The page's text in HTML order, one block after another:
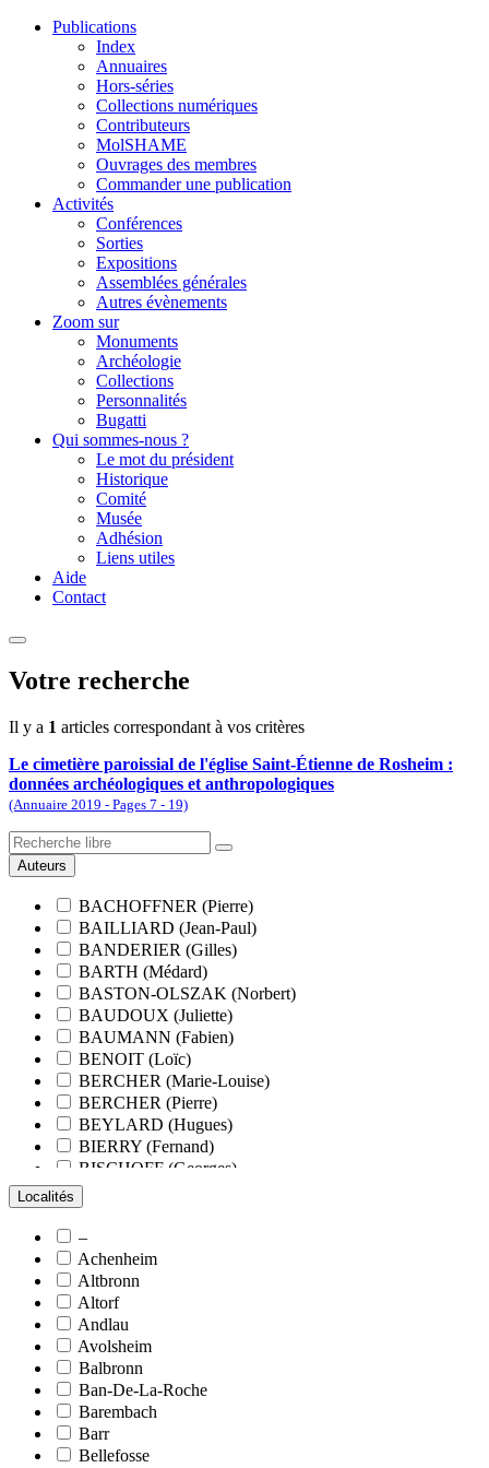
Publications
Index
Annuaires
Hors-séries
Collections numériques
Contributeurs
MolSHAME
Ouvrages des membres
Commander une publication
Activités
Conférences
Sorties
Expositions
Assemblées générales
Autres évènements
Zoom sur
Monuments
Archéologie
Collections
Personnalités
Bugatti
Qui sommes-nous ?
Le mot du président
Historique
Comité
Musée
Adhésion
Liens utiles
Aide
Contact
Votre recherche
Il y a 1 articles correspondant à vos critères
Le cimetière paroissial de l'église Saint-Étienne de Rosheim :
données archéologiques et anthropologiques
(Annuaire 2019 - Pages 7 - 19)
Auteurs
BACHOFFNER (Pierre)
BAILLIARD (Jean-Paul)
BANDERIER (Gilles)
BARTH (Médard)
BASTON-OLSZAK (Norbert)
BAUDOUX (Juliette)
BAUMANN (Fabien)
BENOIT (Loïc)
BERCHER (Marie-Louise)
BERCHER (Pierre)
BEYLARD (Hugues)
BIERRY (Fernand)
BISCHOFF (Georges)
BLANCHARD (François)
BLANCHARD (Pierre-Valentin)
BLUMENROEDER (Quentin)
BOEHLER (Jean-Michel)
BOËS (Simone)
BORNERT (René)
BOUR (Bernard)
BOURCART (Jean)
BOUVET (Maurice)
BOXBERGER (Romain)
BRAUN (Jean)
BRAUN (Suzanne)
Localités
–
Achenheim
Altbronn
Altorf
Andlau
Avolsheim
Balbronn
Ban-De-La-Roche
Barembach
Barr
Bellefosse